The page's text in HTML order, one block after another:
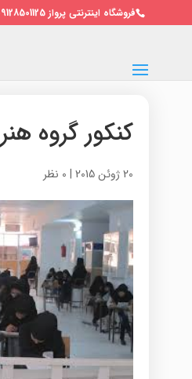
فروشگاه اینترنتی پرواز 09128501125 / 02122691010
کنکور گروه هنر
20 ژوئن 2015 | 0 نظر